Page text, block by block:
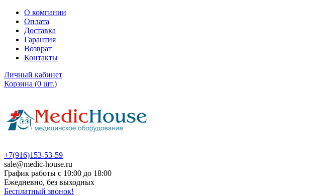
О компании
Оплата
Доставка
Гарантия
Возврат
Контакты
Личный кабинет
Корзина (0 шт.)
+7(916)153-53-59
sale@medic-house.ru
График работы с 10:00 до 18:00
Ежедневно, без выходных
Бесплатный звонок!